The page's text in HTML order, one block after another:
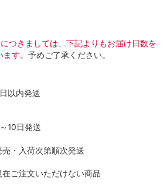
つきましては、下記よりもお届け日数を
す。 予めご了承ください。
以内発送
10日発送
・入荷次第順次発送
ご注文いただけない商品